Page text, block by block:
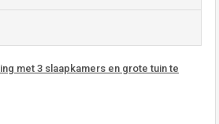
met 3 slaapkamers en grote tuin te